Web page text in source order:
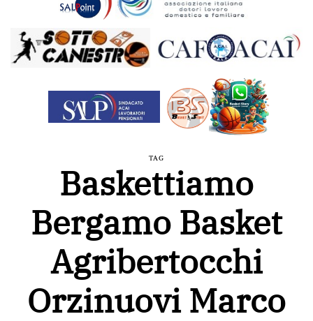
TAG
Baskettiamo
Bergamo Basket
Agribertocchi
Orzinuovi Marco